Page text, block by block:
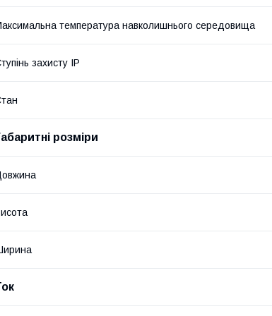
температура навколишнього середовища
захисту IP
розміри